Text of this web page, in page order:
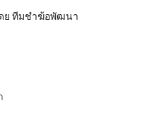
ย ทีมชำฆ้อพัฒนา